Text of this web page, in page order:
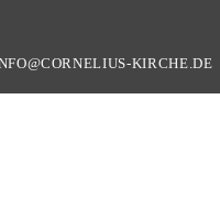
KIRCHE.DE